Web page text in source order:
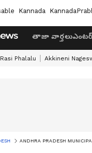
Kannada
తాజా వార్తలు
Phalalu Akkineni
ANDHRA PRADESH